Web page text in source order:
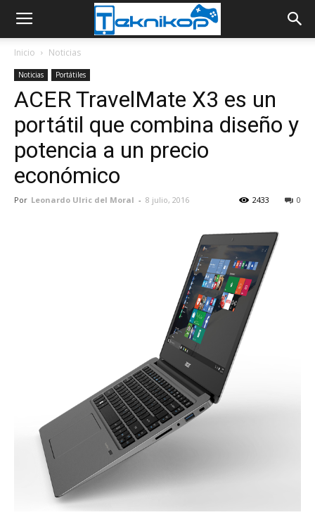
Inicio Noticias
Noticias Portátiles
ACER TravelMate X3 es un
portátil que combina diseño y
potencia a un precio
económico
Por Leonardo Ulric del Moral - 8 julio, 2016 0
2433